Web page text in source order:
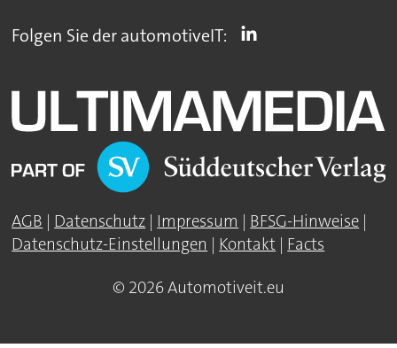
Folgen Sie der automotiveIT:
AGB | Datenschutz | Impressum | BFSG-Hinweise |
Datenschutz-Einstellungen | Kontakt | Facts
© 2026 Automotiveit.eu